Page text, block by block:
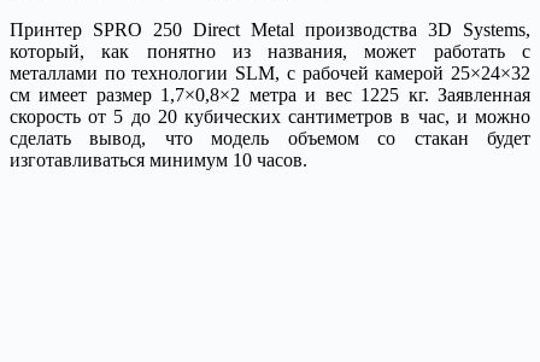
Принтер SPRO 250 Direct Metal производства 3D Systems,
который, как понятно из названия, может работать с
металлами по технологии SLM, с рабочей камерой 25×24×32
см имеет размер 1,7×0,8×2 метра и вес 1225 кг. Заявленная
скорость от 5 до 20 кубических сантиметров в час, и можно
сделать вывод, что модель объемом со стакан будет
изготавливаться минимум 10 часов.